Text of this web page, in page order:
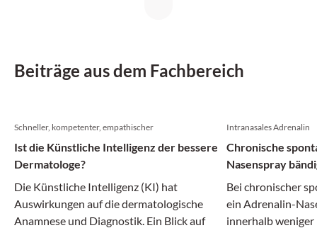
Beiträge aus dem Fachbereich
Schneller, kompetenter, empathischer
Ist die Künstliche Intelligenz der bessere
Dermatologe?
Die Künstliche Intelligenz (KI) hat
Auswirkungen auf die dermatologische
Anamnese und Diagnostik. Ein Blick auf
Intranasales Adrenalin
Chronische
Nasenspray
Bei chronischer
ein Adrenalin-
innerhalb